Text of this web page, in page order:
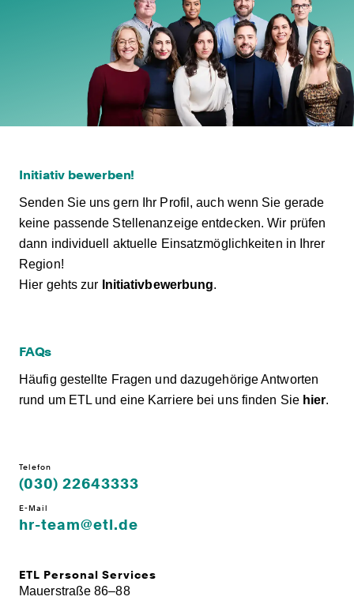
Initiativ bewerben!
Senden Sie uns gern Ihr Profil, auch wenn Sie gerade
keine passende Stellenanzeige entdecken. Wir prüfen
dann individuell aktuelle Einsatzmöglichkeiten in Ihrer
Region!
Hier gehts zur Initiativbewerbung.
FAQs
Häufig gestellte Fragen und dazugehörige Antworten
rund um ETL und eine Karriere bei uns finden Sie hier.
Telefon
(030) 22643333
E-Mail
hr-team@etl.de
ETL Personal Services
Mauerstraße 86–88